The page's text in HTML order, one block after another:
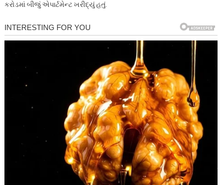
કરોડમાં બીજું એપાર્ટમેન્ટ ખરીદ્યું હતું.